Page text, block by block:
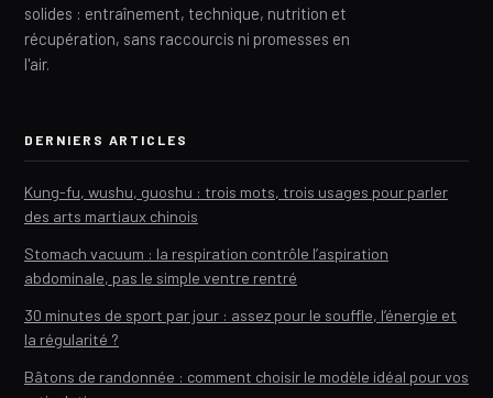
solides : entraînement, technique, nutrition et
récupération, sans raccourcis ni promesses en
l'air.
DERNIERS ARTICLES
Kung-fu, wushu, guoshu : trois mots, trois usages pour parler
des arts martiaux chinois
Stomach vacuum : la respiration contrôle l’aspiration
abdominale, pas le simple ventre rentré
30 minutes de sport par jour : assez pour le souffle, l’énergie et
la régularité ?
Bâtons de randonnée : comment choisir le modèle idéal pour vos